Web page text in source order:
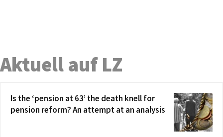
Aktuell auf LZ
Is the ‘pension at 63’ the death knell for
pension reform? An attempt at an analysis